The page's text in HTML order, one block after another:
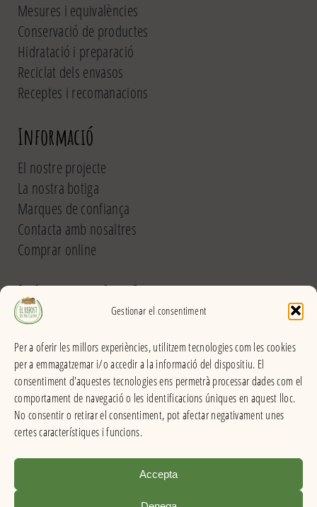
Gestionar el consentiment
Per a oferir les millors experiències, utilitzem tecnologies com les cookies
per a emmagatzemar i/o accedir a la informació del dispositiu. El
consentiment d'aquestes tecnologies ens permetrà processar dades com el
comportament de navegació o les identificacions úniques en aquest lloc.
No consentir o retirar el consentiment, pot afectar negativament unes
certes característiques i funcions.
Accepta
Mesures i equivalències
Conservació de productes
Hidratació i preparació
Reciclat dels envasos
Receptes i recomanacions
Informació
El nostre projecte
La nostra botiga
Marques de confiança
Contacta amb nosaltres
Comprar online
El Rebost del Pou Calent
Carrer dels Banys, 31 (La Garriga) >>
Horari
De dilluns a divendres
Matins: 9h – 13:30h
Tardes: 16:30h – 20h
Dissabes: 9h – 13:30h
El Rebost del Pou Calent . Productes a granel